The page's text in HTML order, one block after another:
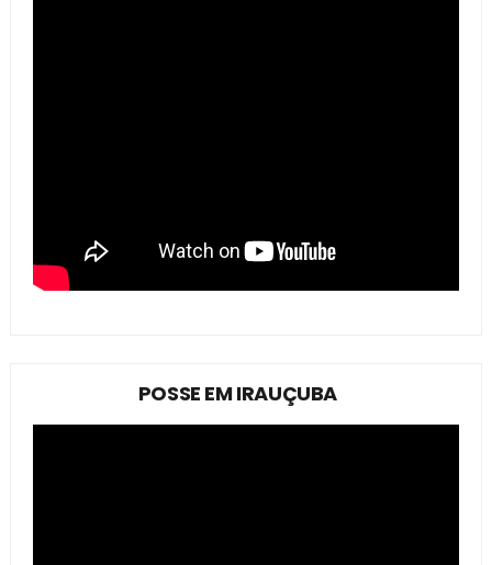
POSSE EM IRAUÇUBA